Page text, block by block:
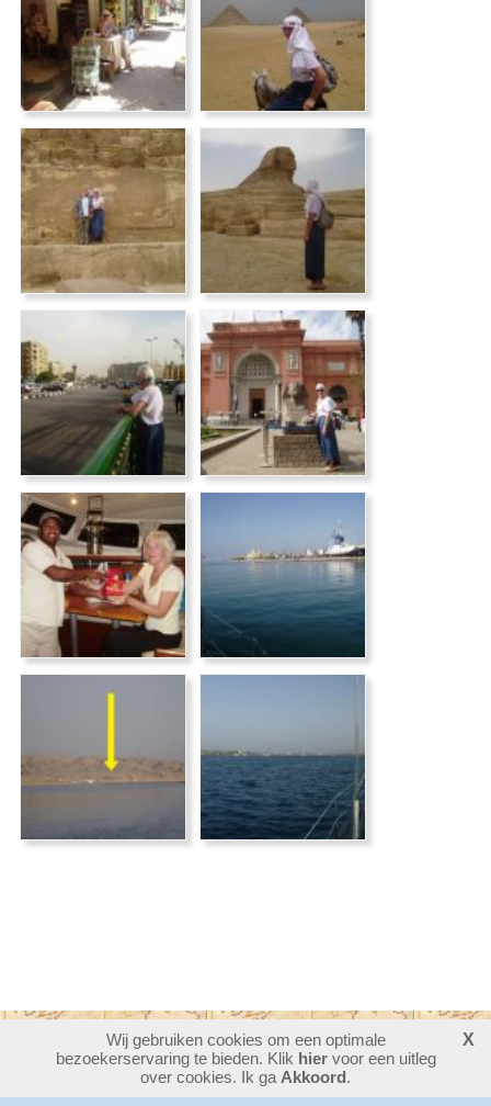
30390246bezoekers - 35 online
login
Wij gebruiken cookies om een optimale
bezoekerservaring te bieden. Klik hiervoor een uitleg
over cookies. Ik ga Akkoord.
X